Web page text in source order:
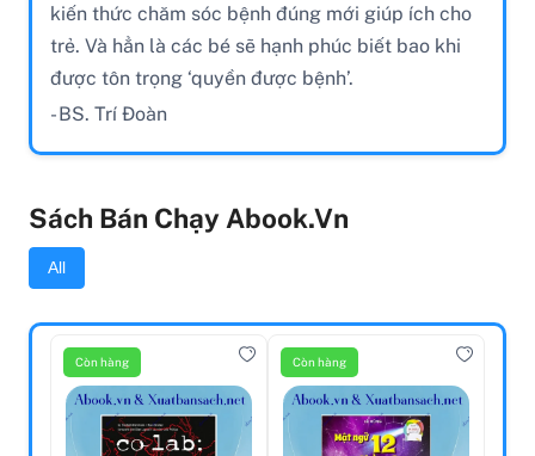
kiến thức chăm sóc bệnh đúng mới giúp ích cho
trẻ. Và hẳn là các bé sẽ hạnh phúc biết bao khi
được tôn trọng ‘quyền được bệnh’.
- BS. Trí Đoàn
Sách Bán Chạy Abook.vn
All
Còn hàng Còn hàng